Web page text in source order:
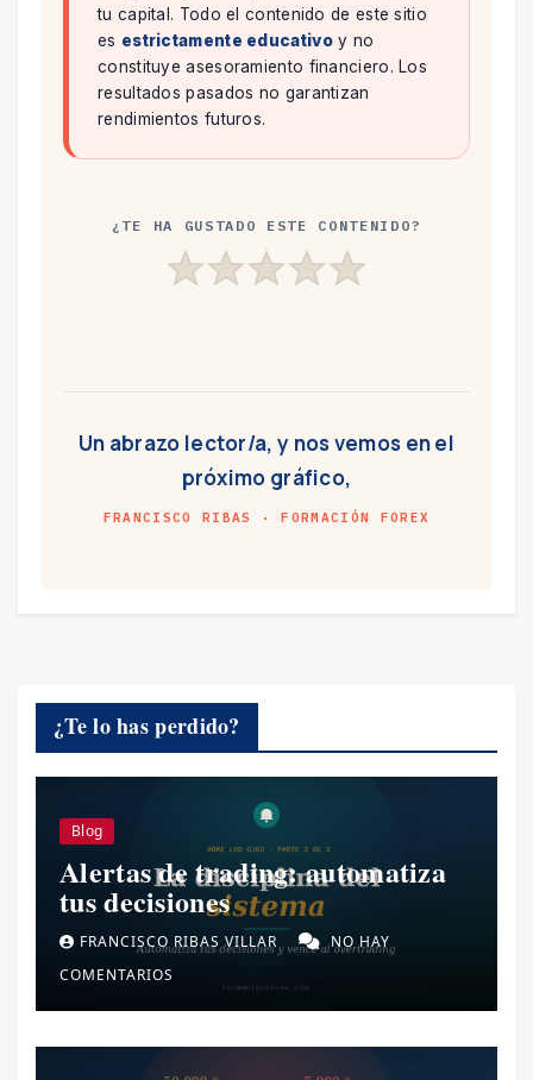
tu capital. Todo el contenido de este sitio
es estrictamente educativoy no
constituye asesoramiento financiero. Los
resultados pasados no garantizan
rendimientos futuros.
¿TE HA GUSTADO ESTE CONTENIDO?
Un abrazo lector/a, y nos vemos en el
próximo gráfico,
FRANCISCO RIBAS · FORMACIÓN FOREX
¿Te lo has perdido?
Blog
Alertas de trading: automatiza
tus decisiones
FRANCISCO RIBAS VILLAR
NO HAY
COMENTARIOS